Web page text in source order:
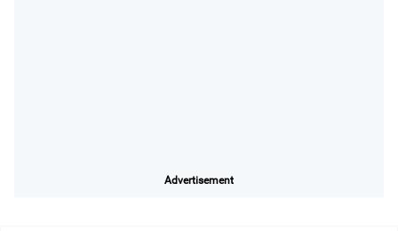
Advertisement